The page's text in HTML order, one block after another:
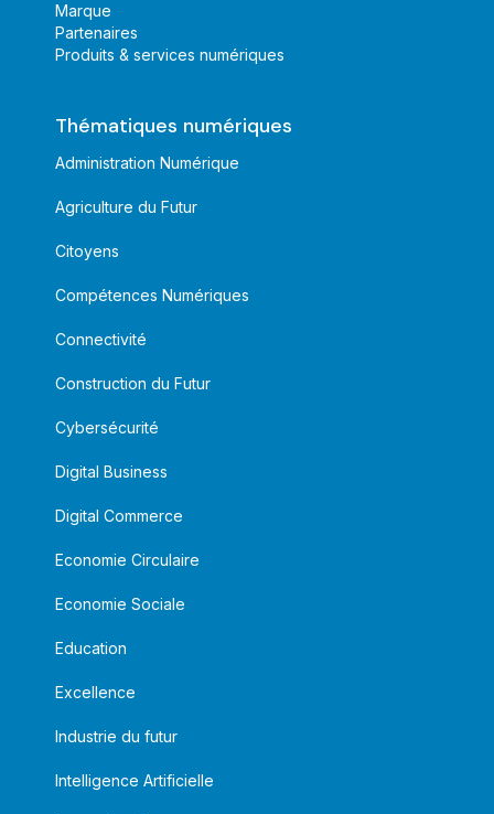
Marque
Partenaires
Produits & services numériques
Thématiques numériques
Administration Numérique
Agriculture du Futur
Citoyens
Compétences Numériques
Connectivité
Construction du Futur
Cybersécurité
Digital Business
Digital Commerce
Economie Circulaire
Economie Sociale
Education
Excellence
Industrie du futur
Intelligence Artificielle